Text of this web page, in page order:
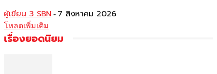
ผู้เขียน 3 SBN - 7 สิงหาคม 2026
โหลดเพิ่มเติม
เรื่องยอดนิยม